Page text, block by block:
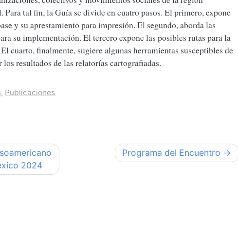
Para tal fin, la Guía se divide en cuatro pasos. El primero, expone
y su aprestamiento para impresión. El segundo, aborda las
su implementación. El tercero expone las posibles rutas para la
cuarto, finalmente, sugiere algunas herramientas susceptibles de
resultados de las relatorías cartografiadas.
, Publicaciones
2024
Programa del Encuentro